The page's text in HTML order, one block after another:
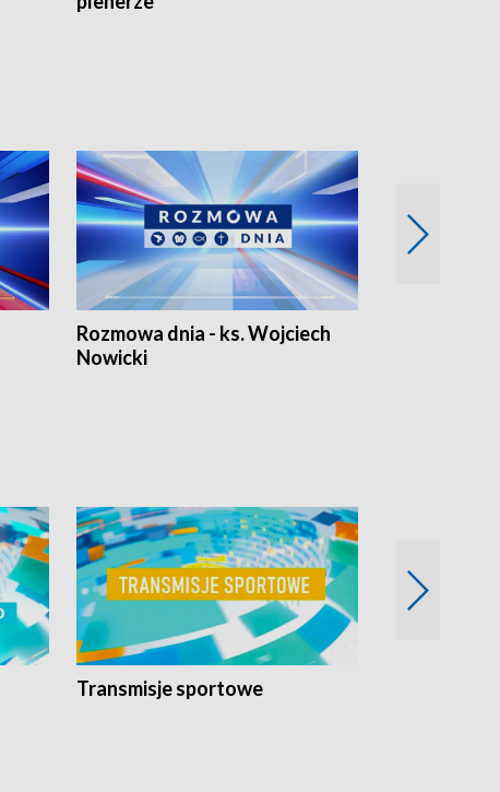
Rozmowa dnia - ks. Wojciech
Nowicki
Transmisje sportowe